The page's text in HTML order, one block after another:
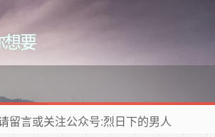
想要
留言或关注公众号:烈日下的男人